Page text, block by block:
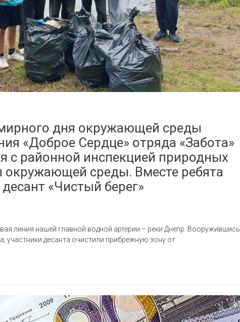
дня окружающей среды
«Доброе Сердце» отряда «Забота»
с районной инспекцией природных
окружающей среды. Вместе ребята
«Чистый берег»
линия нашей главной водной артерии – реки Днепр. Вооружившись
участники десанта очистили прибрежную зону от